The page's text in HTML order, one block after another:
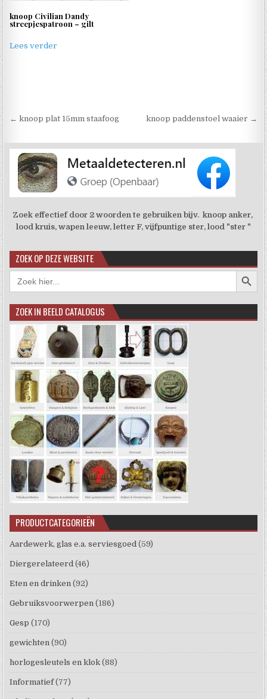
knoop Civilian Dandy
streepjespatroon – gilt
Lees verder
Berichtnavigatie
← knoop plat 15mm staafoog knoop paddenstoel waaier →
Zoek effectief door 2 woorden te gebruiken bijv. knoop anker,
lood kruis, wapen leeuw, letter F, vijfpuntige ster, lood "ster "
ZOEK OP DEZE WEBSITE
Zoek
naar:
ZOEK IN BEELD CATALOGUS
PRODUCTCATEGORIEËN
Aardewerk, glas e.a. serviesgoed (59)
Diergerelateerd (46)
Eten en drinken (92)
Gebruiksvoorwerpen (186)
Gesp (170)
gewichten (90)
horlogesleutels en klok (88)
Informatief (77)